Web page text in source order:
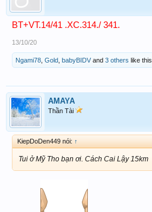
BT+VT.14/41 .XC.314./ 341.
13/10/20
Ngami78 Gold babyBIDV and 3 others like this.
AMAYA
Thần Tài
KiepDoDen449 nói: ↑
Tui ở Mỹ Tho bạn ơi. Cách Cai Lậy 15km